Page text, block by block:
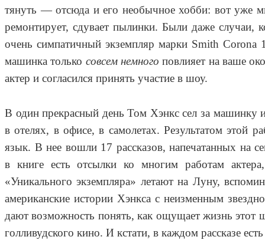
тянуть — отсюда и его необычное хобби: вот уже
ремонтирует, сдувает пылинки. Были даже
очень симпатичный экземпляр марки Smith Corona
машинка только совсем немного повлияет на ваше
актер и согласился принять участие в шоу.
В один прекрасный день Том Хэнкс сел за машинку
в отелях, в офисе, в самолетах. Результатом этой
язык. В нее вошли 17 рассказов, напечатанных на
в книге есть отсылки ко многим работам
«Уникального экземпляра» летают на Луну,
американские истории Хэнкса с неизменным
дают возможность понять, как ощущает жизнь этот
голливудского кино. И кстати, в каждом рассказе